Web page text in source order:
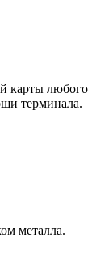
карты любого
терминала.
металла.